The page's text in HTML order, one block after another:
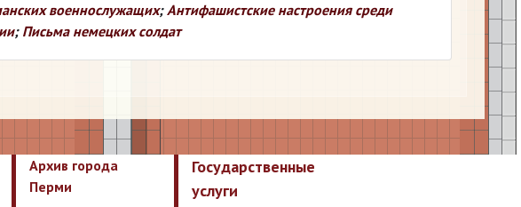
военнослужащих;Антифашистские настроения среди
; Письма немецких солдат
Архив города
Перми
Государственные
услуги